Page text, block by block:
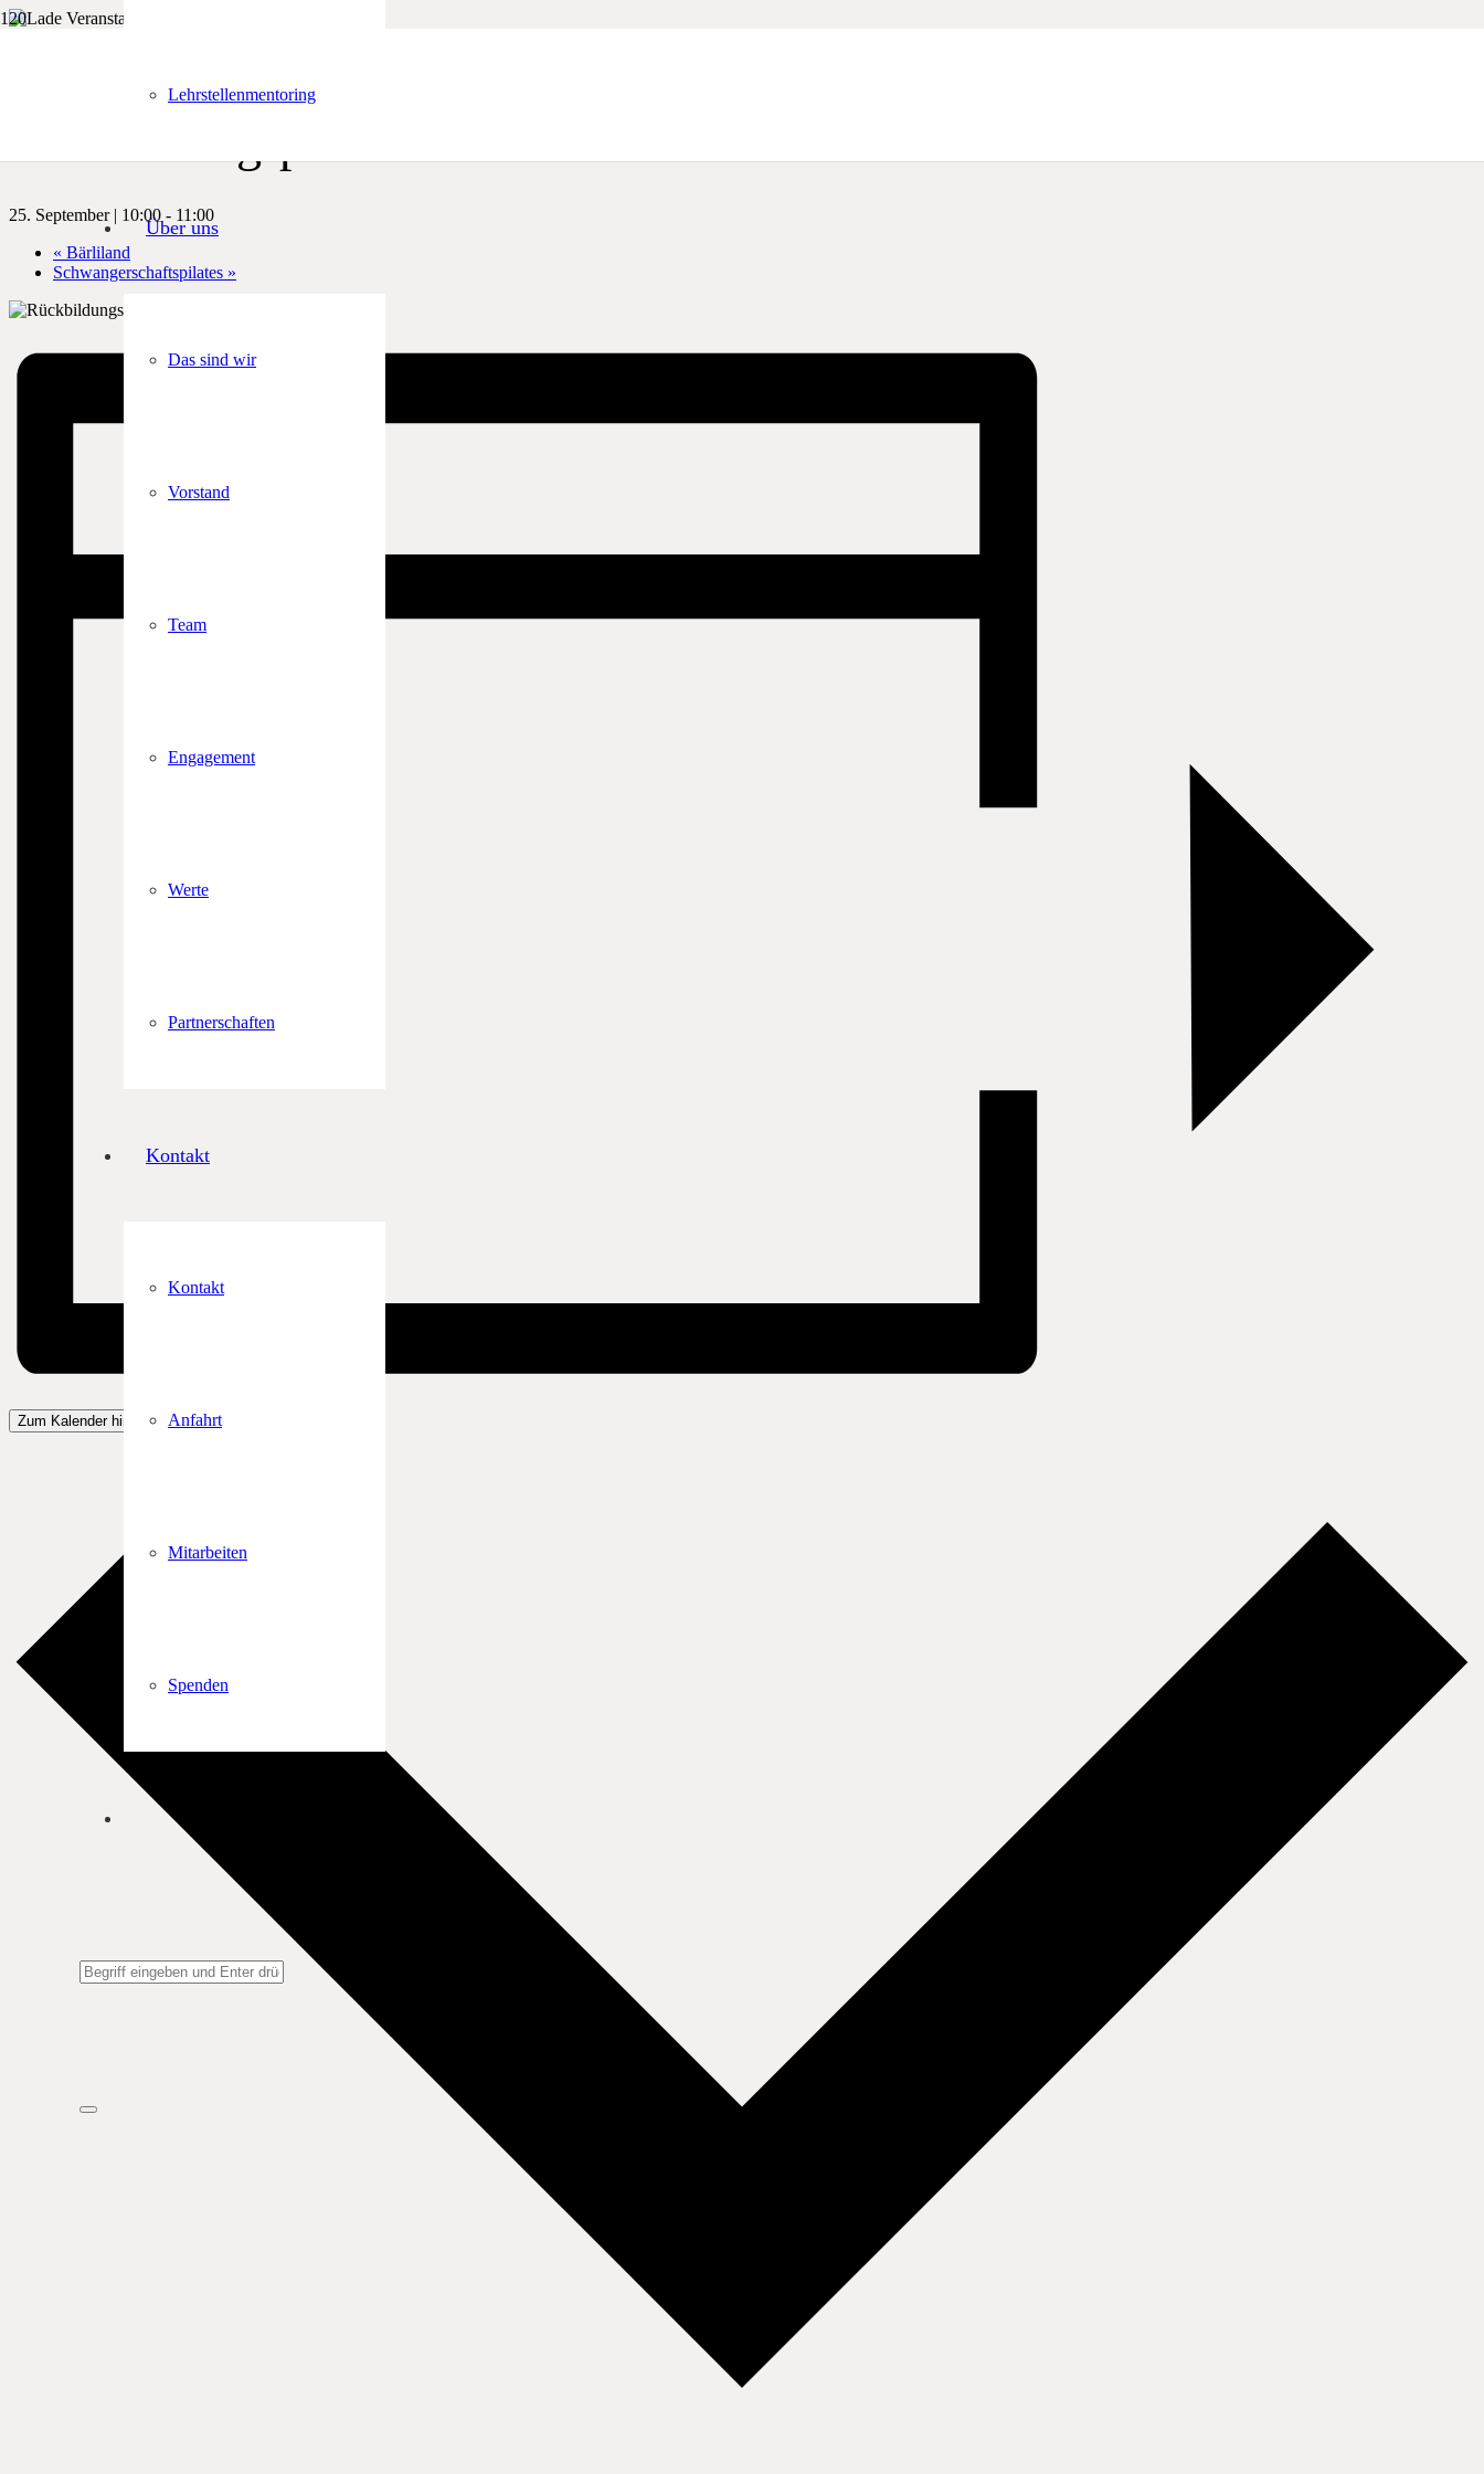
Lehrstellenmentoring
Über uns
Das sind wir
Vorstand
Team
Engagement
Werte
Partnerschaften
Kontakt
Kontakt
Anfahrt
Mitarbeiten
Spenden
25. September | 10:00 - 11:00
« Bärliland
Schwangerschaftspilates »
Zum Kalender hinzufügen